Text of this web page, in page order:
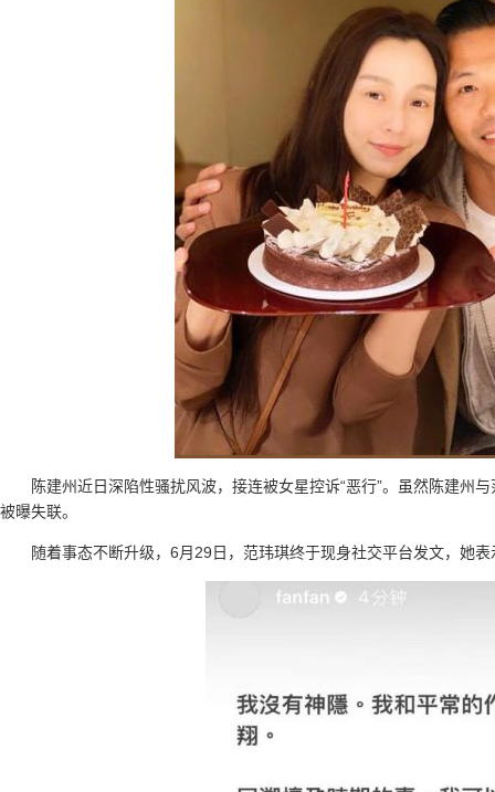
陈建州近日深陷性骚扰风波，接连被女星控诉“恶行”。虽然陈建州
被曝失联。
随着事态不断升级，6月29日，范玮琪终于现身社交平台发文，她